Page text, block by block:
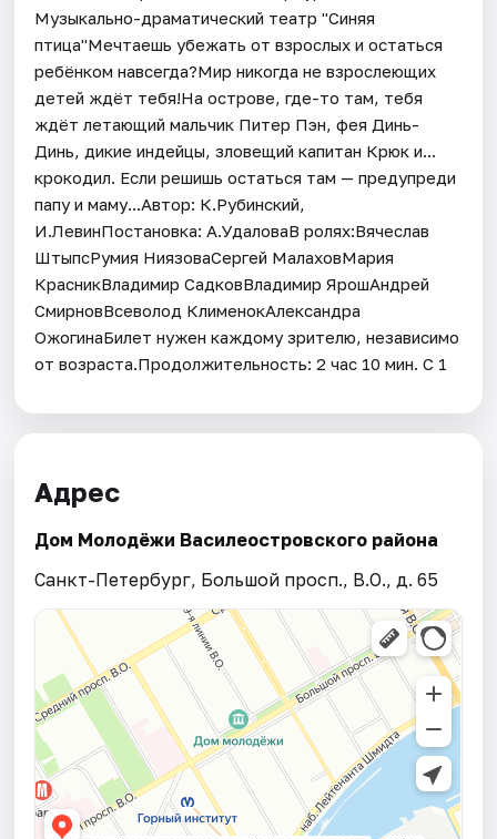
Музыкально-драматический театр "Синяя
птица"Мечтаешь убежать от взрослых и остаться
ребёнком навсегда?Мир никогда не взрослеющих
детей ждёт тебя!На острове, где-то там, тебя
ждёт летающий мальчик Питер Пэн, фея Динь-
Динь, дикие индейцы, зловещий капитан Крюк и...
крокодил. Если решишь остаться там — предупреди
папу и маму...Автор: К.Рубинский,
И.ЛевинПостановка: А.УдаловаВ ролях:Вячеслав
ШтыпсРумия НиязоваСергей МалаховМария
КрасникВладимир СадковВладимир ЯрошАндрей
СмирновВсеволод КлименокАлександра
ОжогинаБилет нужен каждому зрителю, независимо
от возраста.Продолжительность: 2 час 10 мин. С 1
Адрес
Дом Молодёжи Василеостровского района
Санкт-Петербург, Большой просп., В.О., д. 65